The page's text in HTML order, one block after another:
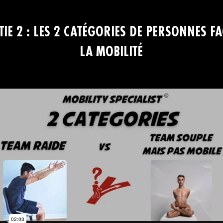
2 : LES 2 CATÉGORIES DE PERSONNES
LA MOBILITÉ